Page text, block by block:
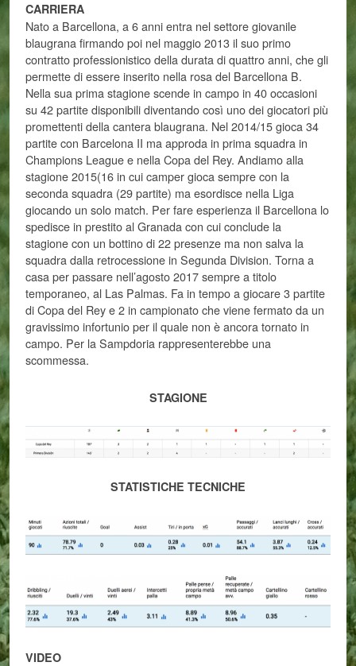
CARRIERA
Nato a Barcellona, a 6 anni entra nel settore giovanile
blaugrana firmando poi nel maggio 2013 il suo primo
contratto professionistico della durata di quattro anni, che gli
permette di essere inserito nella rosa del Barcellona B.
Nella sua prima stagione scende in campo in 40 occasioni
su 42 partite disponibili diventando così uno dei giocatori più
promettenti della cantera blaugrana. Nel 2014/15 gioca 34
partite con Barcelona II ma approda in prima squadra in
Champions League e nella Copa del Rey. Andiamo alla
stagione 2015(16 in cui camper gioca sempre con la
seconda squadra (29 partite) ma esordisce nella Liga
giocando un solo match. Per fare esperienza il Barcellona lo
spedisce in prestito al Granada con cui conclude la
stagione con un bottino di 22 presenze ma non salva la
squadra dalla retrocessione in Segunda Division. Torna a
casa per passare nell’agosto 2017 sempre a titolo
temporaneo, al Las Palmas. Fa in tempo a giocare 3 partite
di Copa del Rey e 2 in campionato che viene fermato da un
gravissimo infortunio per il quale non è ancora tornato in
campo. Per la Sampdoria rappresenterebbe una
scommessa.
STAGIONE
STATISTICHE TECNICHE
VIDEO